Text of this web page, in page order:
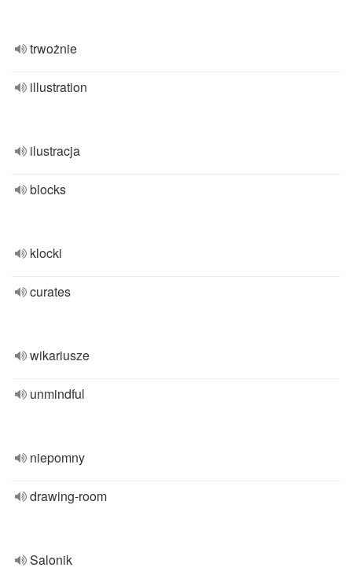
trwożnie
illustration
ilustracja
blocks
klocki
curates
wikariusze
unmindful
niepomny
drawing-room
Salonik